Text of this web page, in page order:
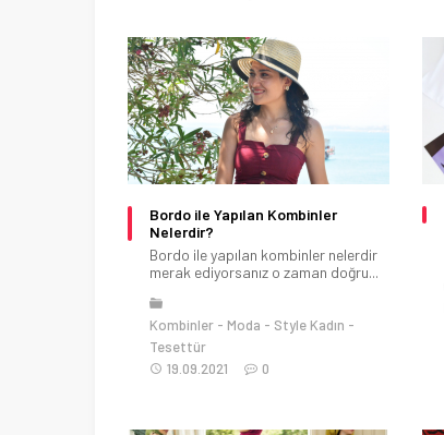
Bordo ile Yapılan Kombinler
Nelerdir?
Bordo ile yapılan kombinler nelerdir
merak ediyorsanız o zaman doğru...
Kombinler Moda
Style Kadın
Tesettür
19.09.2021
0